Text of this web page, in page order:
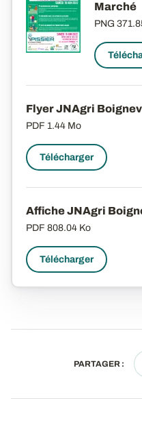
Marché
PNG
Flyer JNAgri
PDF 1.44 Mo
Télécharger
Affiche JNAgri
PDF 808.04 Ko
Télécharger
PARTAGER :